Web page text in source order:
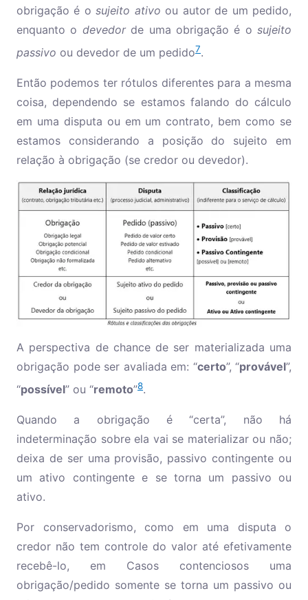
obrigação é osujeito ativo ou autor de um pedido,
enquanto o devedorde uma obrigação é o sujeito
passivo ou devedor de um pedido7.
Então podemos ter rótulos diferentes para a mesma
coisa, dependendo se estamos falando do cálculo
em uma disputa ou em um contrato, bem como se
estamos considerando a posição do sujeito em
relação à obrigação (se credor ou devedor).
A perspectiva de chance de ser materializada uma
obrigação pode ser avaliada em: “certo”, “provável”,
“possível” ou “remoto”8.
Quando a obrigação é “certa”, não há
indeterminação sobre ela vai se materializar ou não;
deixa de ser uma provisão, passivo contingente ou
um ativo contingente e se torna um passivo ou
ativo.
Por conservadorismo, como em uma disputa o
credor não tem controle do valor até efetivamente
recebê-lo, em Casos contenciosos uma
obrigação/pedido somente se torna um passivo ou